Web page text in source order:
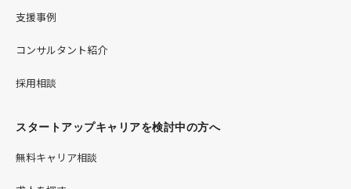
支援事例
コンサルタント紹介
採用相談
スタートアップキャリアを検討中の方へ
無料キャリア相談